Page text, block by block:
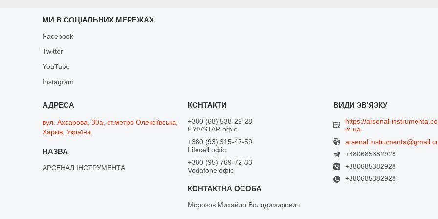
МИ В СОЦІАЛЬНИХ МЕРЕЖАХ
Facebook
Twitter
YouTube
Instagram
вул. Ахсарова, 30а, ст.метро Олексіївська,
Харків, Україна
АРСЕНАЛ ІНСТРУМЕНТА
+380 (68) 538-29-28
KYIVSTAR офіс
+380 (93) 315-47-59
Lifecell офіс
+380 (95) 769-72-33
Vodafone офіс
Морозов Михайло Володимирович
https://arsenal-instrumenta.co
m.ua
+380685382928
+380685382928
+380685382928